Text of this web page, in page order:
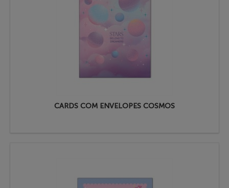
CARDS COM ENVELOPES COSMOS